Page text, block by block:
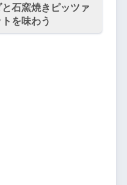
石窯焼きピッツァ
を味わう